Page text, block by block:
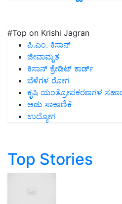
#Top on Krishi Jagran
ಪಿ.ಎಂ. ಕಿಸಾನ್
ಜೀವಾಮೃತ
ಕಿಸಾನ್ ಕ್ರೇಡಿಟ್ ಕಾರ್ಡ್
ಬೆಳೆಗಳ ರೋಗ
ಕೃಷಿ ಯಂತ್ರೋಪಕರಣಗಳ
ಆಡು ಸಾಕಾಣಿಕೆ
ಉದ್ಯೋಗ
Top Stories